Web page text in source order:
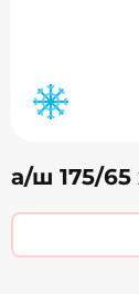
а/ш 175/